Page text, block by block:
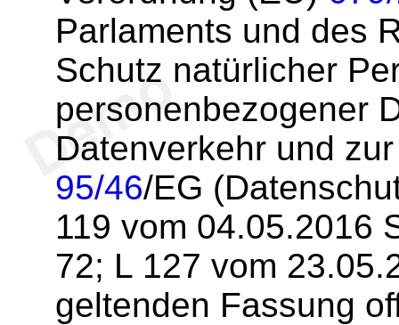
Parlaments und des
Schutz natürlicher
personenbezogener
Datenverkehr und
95/46/EG
119 vom 04.05.2016
72; L 127 vom
geltenden Fassung